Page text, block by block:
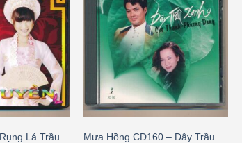
Lá Trầu
Mưa Hồng CD160 – Dây Trầu